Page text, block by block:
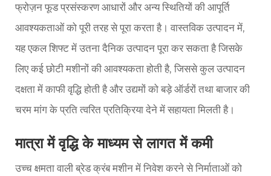
फ्रोज़न फूड प्रसंस्करण आधारों और अन्य स्थितियों की आपूर्ति
आवश्यकताओं को पूरी तरह से पूरा करता है। वास्तविक उत्पादन में,
यह एकल शिफ्ट में उतना दैनिक उत्पादन पूरा कर सकता है जिसके
लिए कई छोटी मशीनों की आवश्यकता होती है, जिससे कुल उत्पादन
दक्षता में काफी वृद्धि होती है और उद्यमों को बड़े ऑर्डरों तथा बाजार की
चरम मांग के प्रति त्वरित प्रतिक्रिया देने में सहायता मिलती है।
मात्रा में वृद्धि के माध्यम से लागत में कमी
उच्च क्षमता वाली ब्रेड क्रंब मशीन में निवेश करने से निर्माताओं को